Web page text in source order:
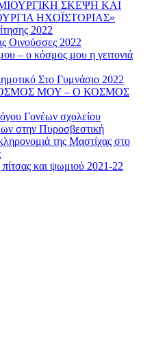
ΣΚΕΨΗ ΚΑΙ
ΗΧΟΪΣΤΟΡΙΑΣ»
2022
Οινούσσες 2022
– ο κόσμος μου η γειτονιά
Στο Γυμνάσιο 2022
ΜΟΥ – Ο ΚΟΣΜΟΣ
Γονέων σχολείου
στην Πυροσβεστική
της Μαστίχας στο
και ψωμιού 2021-22